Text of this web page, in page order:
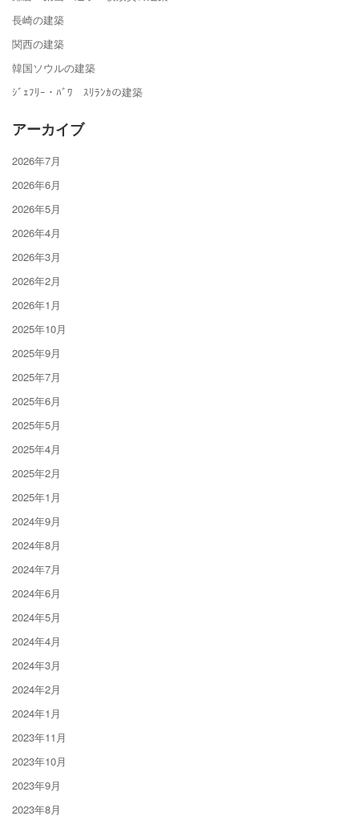
長崎の建築
関西の建築
韓国ソウルの建築
ｼﾞｪﾌﾘｰ・ﾊﾞﾜ ｽﾘﾗﾝｶの建築
アーカイブ
2026年7月
2026年6月
2026年5月
2026年4月
2026年3月
2026年2月
2026年1月
2025年10月
2025年9月
2025年7月
2025年6月
2025年5月
2025年4月
2025年2月
2025年1月
2024年9月
2024年8月
2024年7月
2024年6月
2024年5月
2024年4月
2024年3月
2024年2月
2024年1月
2023年11月
2023年10月
2023年9月
2023年8月